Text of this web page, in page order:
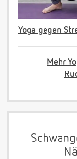
Yoga gegen
Mehr